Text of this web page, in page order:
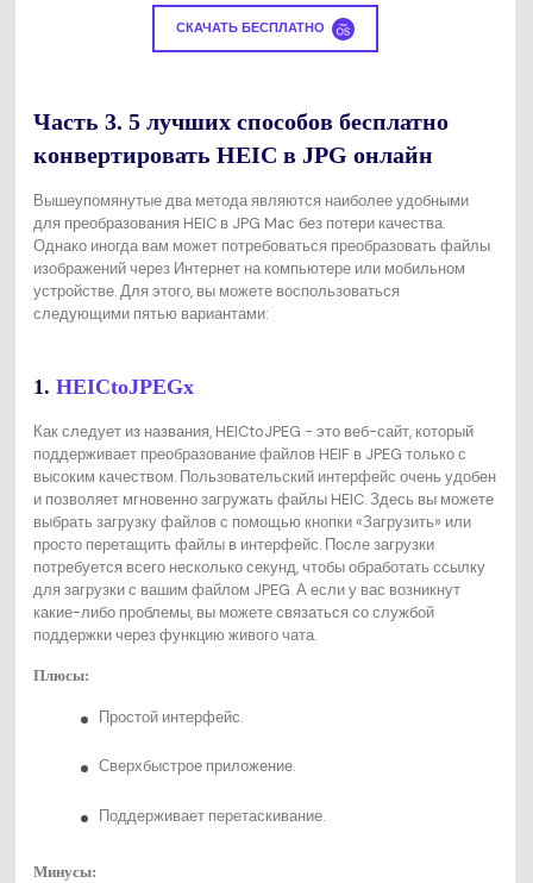
СКАЧАТЬ БЕСПЛАТНО
Часть 3. 5 лучших способов бесплатно
конвертировать HEIC в JPG онлайн
Вышеупомянутые два метода являются наиболее удобными
для преобразования HEIC в JPG Mac без потери качества.
Однако иногда вам может потребоваться преобразовать файлы
изображений через Интернет на компьютере или мобильном
устройстве. Для этого, вы можете воспользоваться
следующими пятью вариантами:
1. HEICtoJPEGx
Как следует из названия, HEICtoJPEG - это веб-сайт, который
поддерживает преобразование файлов HEIF в JPEG только с
высоким качеством. Пользовательский интерфейс очень удобен
и позволяет мгновенно загружать файлы HEIC. Здесь вы можете
выбрать загрузку файлов с помощью кнопки «Загрузить» или
просто перетащить файлы в интерфейс. После загрузки
потребуется всего несколько секунд, чтобы обработать ссылку
для загрузки с вашим файлом JPEG. А если у вас возникнут
какие-либо проблемы, вы можете связаться со службой
поддержки через функцию живого чата.
Плюсы:
Простой интерфейс.
Сверхбыстрое приложение.
Поддерживает перетаскивание.
Минусы: